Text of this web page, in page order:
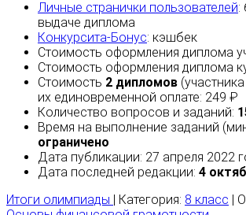
Личные странички пользователей:
выдаче диплома
Конкурсита-Бонус: кэшбек
Стоимость оформления диплома
Стоимость оформления диплома
Стоимость 2 дипломов
их единовременной оплате: 249 ₽
Количество вопросов и заданий:
Время на выполнение заданий
ограничено
Дата публикации: 27 апреля 2022
Дата последней редакции: 4
Итоги олимпиады
| Категория: 8 класс |